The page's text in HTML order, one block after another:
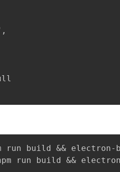
run build &&